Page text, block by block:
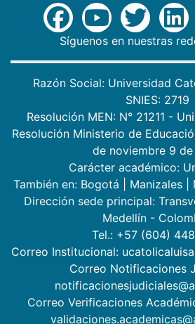
Síguenos en nuestras
Razón Social: Universidad
SNIES: 2719
Resolución MEN: N° 21211 -
Resolución Ministerio de
de noviembre 9 de
Carácter académico:
También en: Bogotá Manizales
Dirección sede principal:
Medellín -
Tel.: +57 (604)
Correo Institucional:
Correo Notificaciones
Correo Verificaciones